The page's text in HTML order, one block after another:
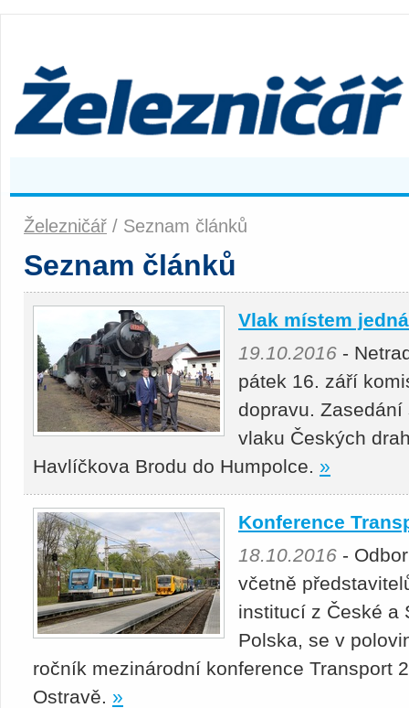
Železničář / Seznam článků
Seznam článků
Vlak místem
19.10.2016 -
pátek 16. září
dopravu.
vlaku Českých
Havlíčkova Brodu do Humpolce. »
Konference
18.10.2016 -
včetně
institucí z České a
Polska, se v
ročník mezinárodní konference Transport
Ostravě. »